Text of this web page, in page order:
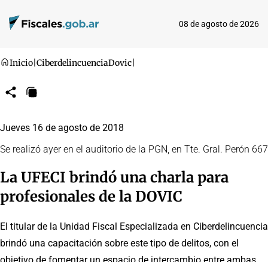
08 de agosto de 2026
Inicio CiberdelincuenciaDovic
CompartirCopiar
Jueves 16 de agosto de 2018
Se realizó ayer en el auditorio de la PGN, en Tte. Gral. Perón 667
La UFECI brindó una charla para
profesionales de la DOVIC
El titular de la Unidad Fiscal Especializada en Ciberdelincuencia
brindó una capacitación sobre este tipo de delitos, con el